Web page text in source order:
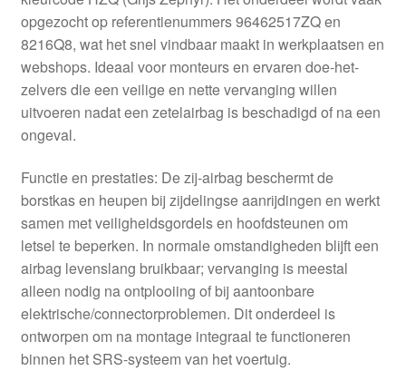
opgezocht op referentienummers 96462517ZQ en
8216Q8, wat het snel vindbaar maakt in werkplaatsen en
webshops. Ideaal voor monteurs en ervaren doe-het-
zelvers die een veilige en nette vervanging willen
uitvoeren nadat een zetelairbag is beschadigd of na een
ongeval.
Functie en prestaties: De zij-airbag beschermt de
borstkas en heupen bij zijdelingse aanrijdingen en werkt
samen met veiligheidsgordels en hoofdsteunen om
letsel te beperken. In normale omstandigheden blijft een
airbag levenslang bruikbaar; vervanging is meestal
alleen nodig na ontplooiing of bij aantoonbare
elektrische/connectorproblemen. Dit onderdeel is
ontworpen om na montage integraal te functioneren
binnen het SRS-systeem van het voertuig.